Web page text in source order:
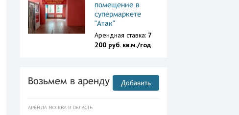
помещение в
супермаркете
"Атак"
Арендная ставка: 7
200 руб. кв.м./год
Возьмем в аренду Добавить
АРЕНДА МОСКВА И ОБЛАСТЬ